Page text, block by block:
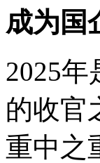
成为国
2025年
的收官
重中之